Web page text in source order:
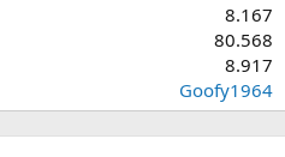
8.167
80.568
8.917
Goofy1964